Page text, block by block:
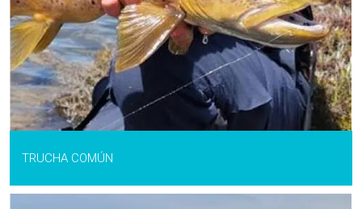
TRUCHA COMÚN